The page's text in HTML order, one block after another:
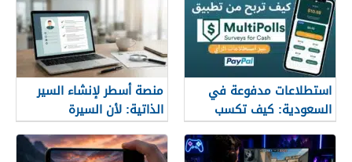
استطلاعات مدفوعة في
السعودية: كيف تكسب
المال مع MultiPolls
منصة أسطر لإنشاء السير
الذاتية: لأن السيرة
العشوائية لن تمنحك وظيفة